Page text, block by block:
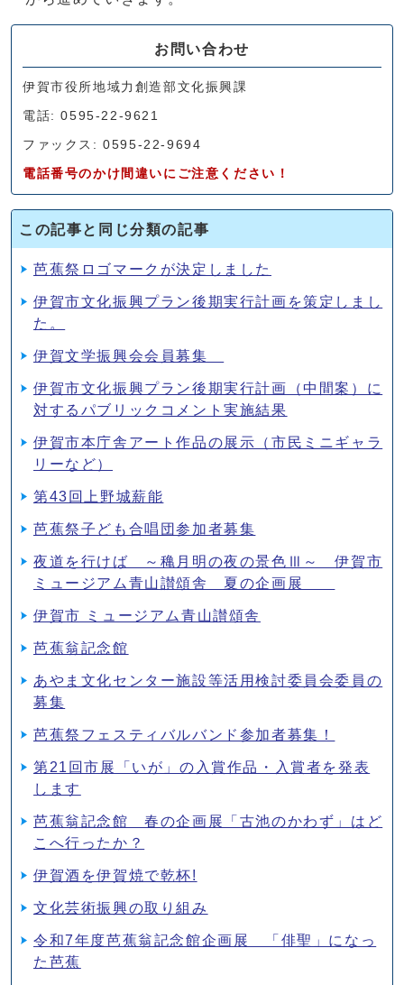
お問い合わせ
伊賀市役所地域力創造部文化振興課
電話: 0595-22-9621
ファックス: 0595-22-9694
電話番号のかけ間違いにご注意ください！
この記事と同じ分類の記事
芭蕉祭ロゴマークが決定しました
伊賀市文化振興プラン後期実行計画を策定しまし
た。
伊賀文学振興会会員募集
伊賀市文化振興プラン後期実行計画（中間案）に
対するパブリックコメント実施結果
伊賀市本庁舎アート作品の展示（市民ミニギャラ
リーなど）
第43回上野城薪能
芭蕉祭子ども合唱団参加者募集
夜道を行けば ～穐月明の夜の景色Ⅲ～ 伊賀市
ミュージアム青山讃頌舎 夏の企画展
伊賀市 ミュージアム青山讃頌舎
芭蕉翁記念館
あやま文化センター施設等活用検討委員会委員の
募集
芭蕉祭フェスティバルバンド参加者募集！
第21回市展「いが」の入賞作品・入賞者を発表
します
芭蕉翁記念館 春の企画展「古池のかわず」はど
こへ行ったか？
伊賀酒を伊賀焼で乾杯!
文化芸術振興の取り組み
令和7年度芭蕉翁記念館企画展 「俳聖」になっ
た芭蕉